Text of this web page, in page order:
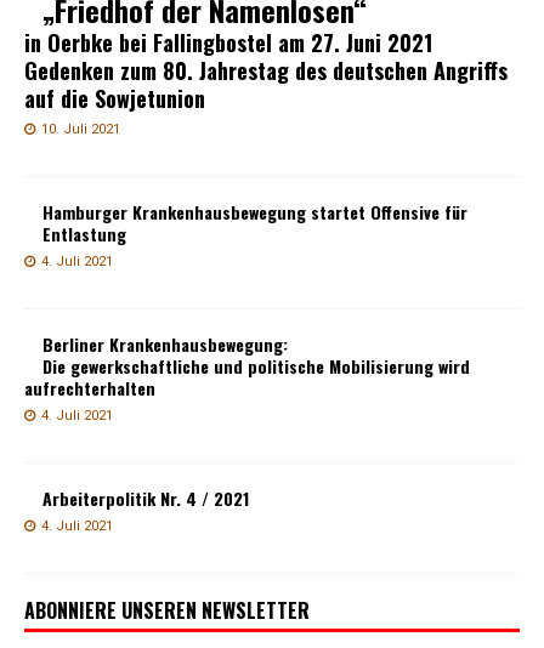
„Friedhof der Namenlosen“
in Oerbke bei Fallingbostel am 27. Juni 2021
Gedenken zum 80. Jahrestag des deutschen Angriffs
auf die Sowjetunion
10. Juli 2021
Hamburger Krankenhausbewegung startet Offensive für
Entlastung
4. Juli 2021
Berliner Krankenhausbewegung:
Die gewerkschaftliche und politische Mobilisierung wird
aufrechterhalten
4. Juli 2021
Arbeiterpolitik Nr. 4 / 2021
4. Juli 2021
ABONNIERE UNSEREN NEWSLETTER